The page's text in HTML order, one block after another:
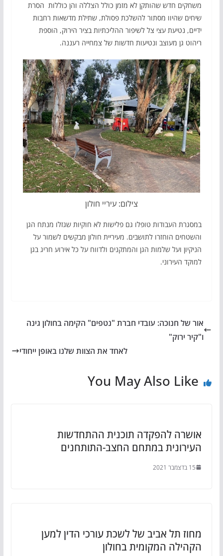
משחקים חדש שהותקן לא מזמן כולל הצללה והן כוללות הסרת
שיחים שהיוו מסתור להשלכת פסולת, שתילת מדשאות רחבות
ידיים, נטיעת עצי צל לשיפור ההליכתיות בציר הירוק, הוספת
ריהוט גן מעוצב ונטיעות חדשות של צמחייה רעננה.
צילום: עיריי חולון
במסגרת העבודות טופלו גם פלישות לא חוקיות שגזלו מנתח הגן
והשטחים הוחזרו לתושבים. מעיריית חולון מבקשים לשמור על
הניקיון ועל שלמות הגן והמתקנים ולדווח על כל אירוע חריג בגן
למוקד העירוני.
אור של חנוכה: עובדי חברת "נטפים" הקימה בחולון גינה
ו"קיר ירוק"
לאחד את הצוות שלנו באופן ייחודי
You May Also Like
אושרה להפקדה תוכנית ההתחדשות
העירונית במתחם החצב-התותחנים
15 בדצמבר 2021
מחוז תל אביב של לשכת עורכי הדין למען
הקהילה המקומית בחולון